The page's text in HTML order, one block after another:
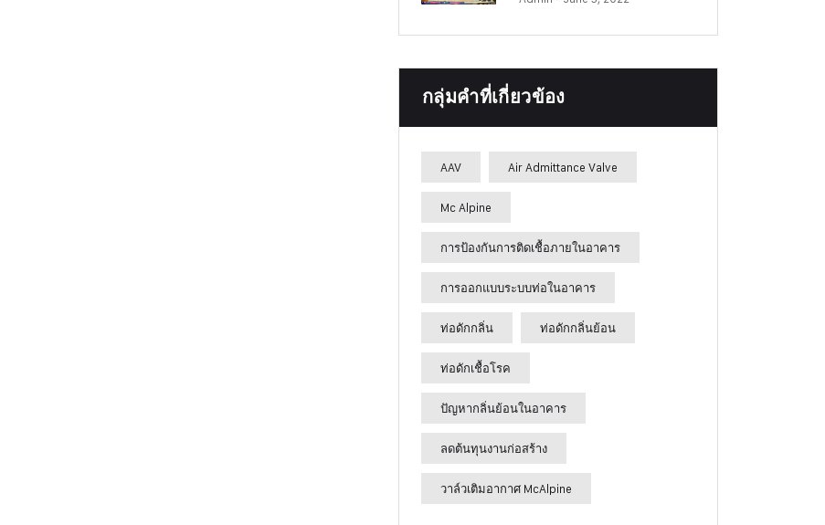
กลุ่มคำที่เกี่ยวข้อง
AAV Air Admittance Valve
Mc Alpine
การป้องกันการติดเชื้อภายในอาคาร
การออกแบบระบบท่อในอาคาร
ท่อดักกลิ่น ท่อดักกลิ่นย้อน
ท่อดักเชื้อโรค
ปัญหากลิ่นย้อนในอาคาร
ลดต้นทุนงานก่อสร้าง
วาล์วเติมอากาศ McAlpine